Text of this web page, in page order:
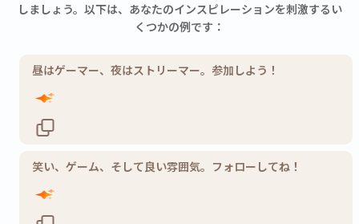
しましょう。以下は、あなたのインスピレーションを刺激するい
くつかの例です：
昼はゲーマー、夜はストリーマー。参加しよう！
笑い、ゲーム、そして良い雰囲気。フォローしてね！